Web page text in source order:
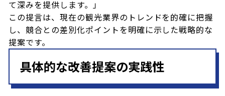
て深みを提供します。」
この提言は、現在の観光業界のトレンドを的確に把握
し、競合との差別化ポイントを明確に示した戦略的な
提案です。
具体的な改善提案の実践性